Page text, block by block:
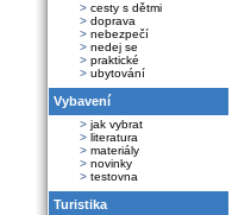
> cesty s dětmi
> doprava
> nebezpečí
> nedej se
> praktické
> ubytování
Vybavení
> jak vybrat
> literatura
> materiály
> novinky
> testovna
Turistika